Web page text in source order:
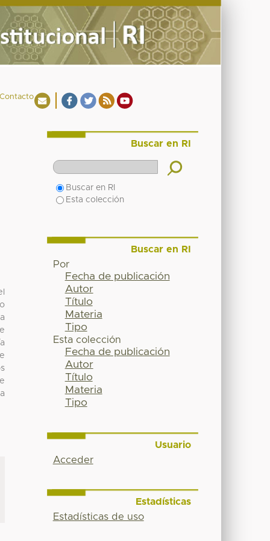
Contacto
Buscar en RI
Buscar en RI
Esta colección
Buscar en RI
Por
Fecha de publicación
Autor
Título
Materia
Tipo
Esta colección
Fecha de publicación
Autor
Título
Materia
Tipo
Usuario
Acceder
Estadísticas
Estadísticas de uso